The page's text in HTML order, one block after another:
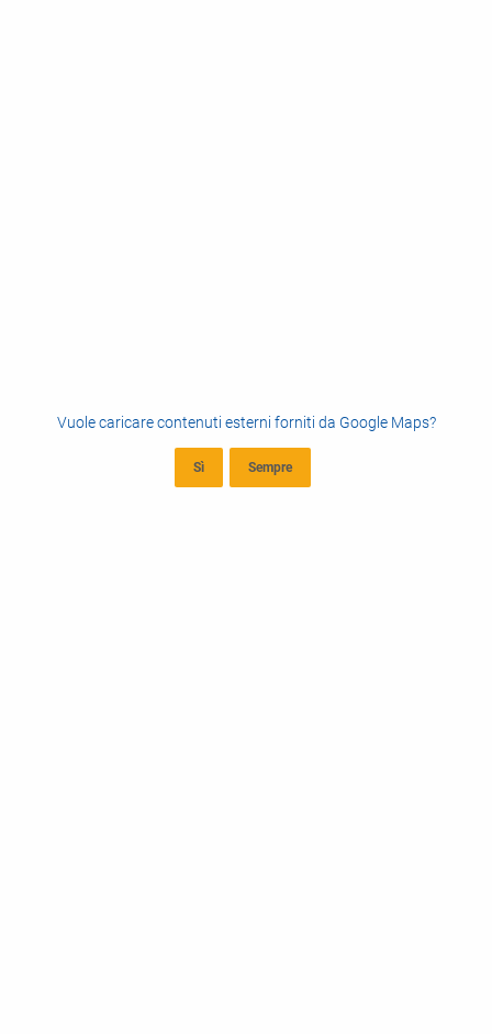
Vuole caricare contenuti esterni forniti da Google Maps?
Sì Sempre